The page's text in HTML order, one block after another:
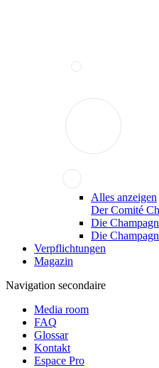
Alles anzeigen
Der Comité
Die
Die
Verpflichtungen
Magazin
Navigation secondaire
Media room
FAQ
Glossar
Kontakt
Espace Pro